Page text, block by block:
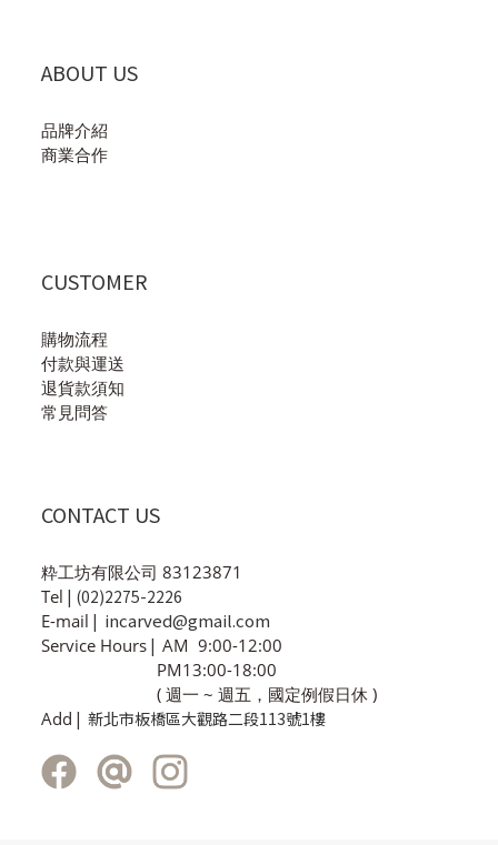
ABOUT US
品牌介紹
商業合作
CUSTOMER
購物流程
付款與運送
退貨款須知
常見問答
CONTACT US
粋工坊有限公司 83123871
Tel | (02)2275-2226
E-mail | incarved@gmail.com
Service Hours | AM 9:00-12:00
PM13:00-18:00
( 週一 ~ 週五，國定例假日休 )
Add | 新北市板橋區大觀路二段113號1樓